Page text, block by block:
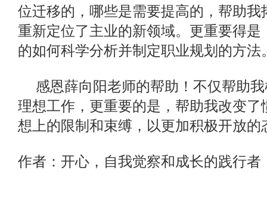
位迁移的，哪些是需要提高的，帮助
重新定位了主业的新领域。更重要得
的如何科学分析并制定职业规划的方法
感恩薛向阳老师的帮助！不仅帮助
理想工作，更重要的是，帮助我改变
想上的限制和束缚，以更加积极开放
作者：开心，自我觉察和成长的践行者